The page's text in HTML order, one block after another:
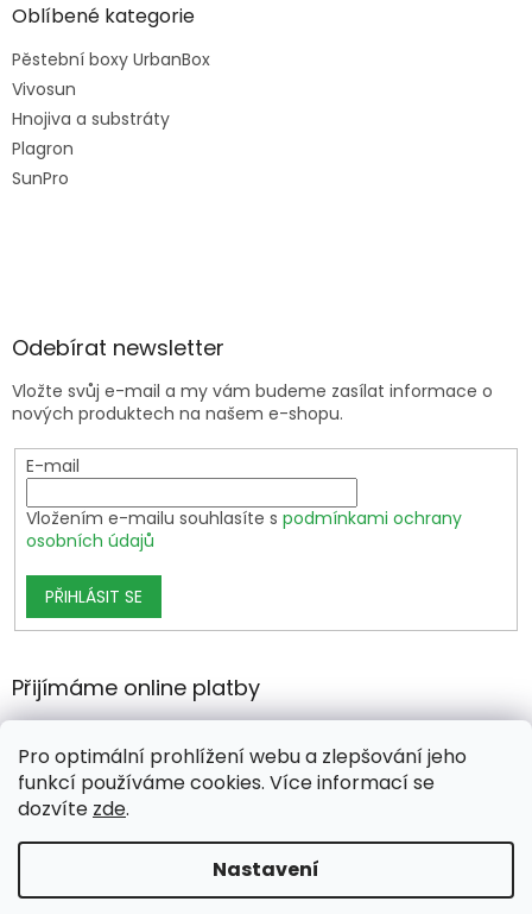
Pro optimální prohlížení webu a zlepšování jeho
funkcí používáme cookies. Více informací se
dozvíte zde.
Nastavení
Oblíbené kategorie
Pěstební boxy UrbanBox
Vivosun
Hnojiva a substráty
Plagron
SunPro
Odebírat newsletter
Vložte svůj e-mail a my vám budeme zasílat informace o
nových produktech na našem e-shopu.
E-mail
Vložením e-mailu souhlasíte s podmínkami ochrany
osobních údajů
PŘIHLÁSIT SE
Přijímáme online platby
Vytvořil Shoptet Premium